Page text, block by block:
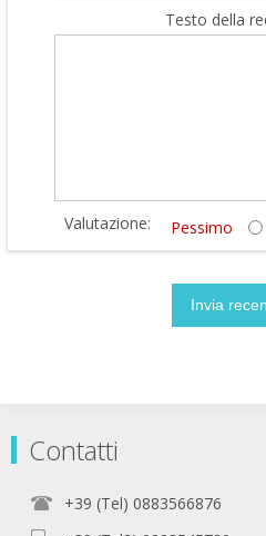
Testo della
Valutazione: Pessimo
Contatti
+39 (Tel) 0883566876